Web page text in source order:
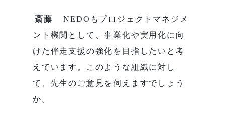
斎藤
NEDOもプロジェクトマネジメ
ント機関として、事業化や実用化に向
けた伴走支援の強化を目指したいと考
えています。このような組織に対し
て、先生のご意見を伺えますでしょう
か。